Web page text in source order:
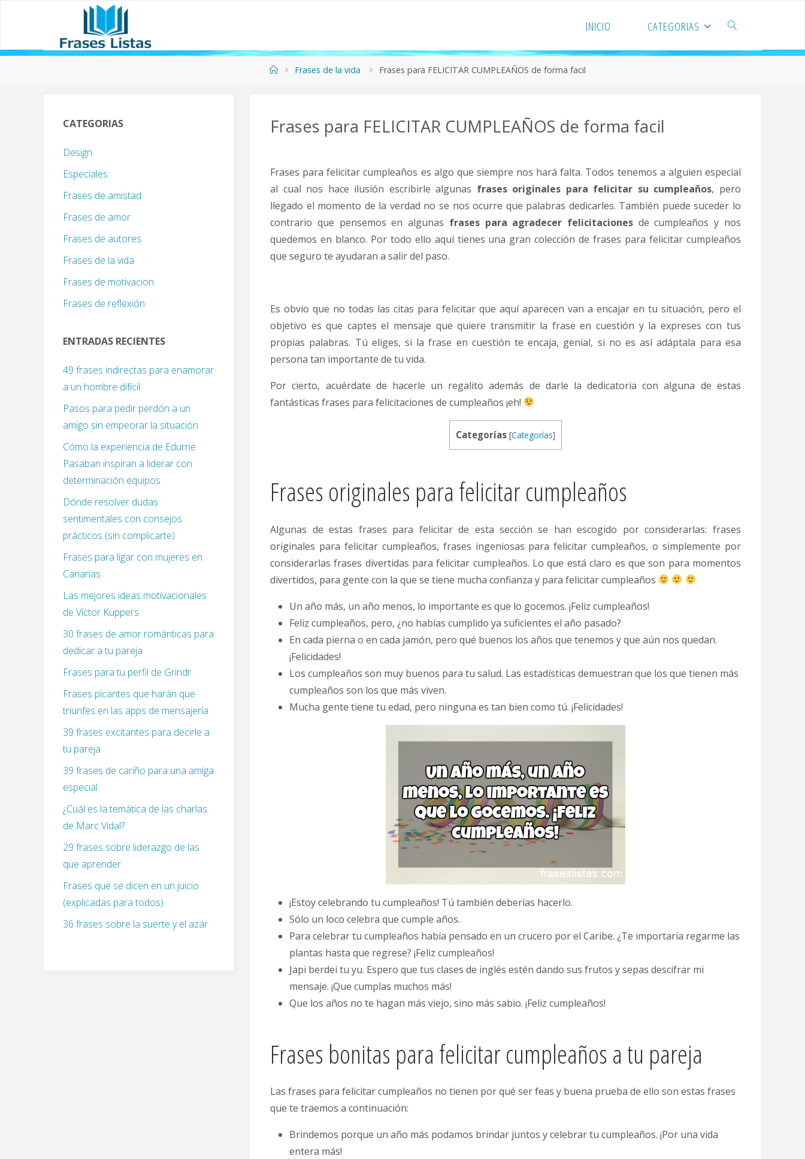
INICIO CATEGORIAS
Frases de la vida Frases para FELICITAR CUMPLEAÑOS de forma facil
Frases para FELICITAR CUMPLEAÑOS de forma facil
Frases para felicitar cumpleaños es algo que siempre nos hará falta. Todos tenemos a alguien especial
al cual nos hace ilusión escribirle algunas frases originales para felicitar su cumpleaños, pero
llegado el momento de la verdad no se nos ocurre que palabras dedicarles. También puede suceder lo
contrario que pensemos en algunas frases para agradecer felicitacionesde cumpleaños y nos
quedemos en blanco. Por todo ello aquí tienes una gran colección de frases para felicitar cumpleaños
que seguro te ayudaran a salir del paso.
Es obvio que no todas las citas para felicitar que aquí aparecen van a encajar en tu situación, pero el
objetivo es que captes el mensaje que quiere transmitir la frase en cuestión y la expreses con tus
propias palabras. Tú eliges, si la frase en cuestión te encaja, genial, si no es así adáptala para esa
persona tan importante de tu vida.
Por cierto, acuérdate de hacerle un regalito además de darle la dedicatoria con alguna de estas
fantásticas frases para felicitaciones de cumpleaños ¡eh!
Categorías [Categorías]
Frases originales para felicitar cumpleaños
Algunas de estas frases para felicitar de esta sección se han escogido por considerarlas: frases
originales para felicitar cumpleaños, frases ingeniosas para felicitar cumpleaños, o simplemente por
considerarlas frases divertidas para felicitar cumpleaños. Lo que está claro es que son para momentos
divertidos, para gente con la que se tiene mucha confianza y para felicitar cumpleaños
Un año más, un año menos, lo importante es que lo gocemos. ¡Feliz cumpleaños!
Feliz cumpleaños, pero, ¿no habías cumplido ya suficientes el año pasado?
En cada pierna o en cada jamón, pero qué buenos los años que tenemos y que aún nos quedan.
¡Felicidades!
Los cumpleaños son muy buenos para tu salud. Las estadísticas demuestran que los que tienen más
cumpleaños son los que más viven.
Mucha gente tiene tu edad, pero ninguna es tan bien como tú. ¡Felicidades!
¡Estoy celebrando tu cumpleaños! Tú también deberías hacerlo.
Sólo un loco celebra que cumple años.
Para celebrar tu cumpleaños había pensado en un crucero por el Caribe. ¿Te importaría regarme las
plantas hasta que regrese? ¡Feliz cumpleaños!
Japi berdei tu yu. Espero que tus clases de inglés estén dando sus frutos y sepas descifrar mi
mensaje. ¡Que cumplas muchos más!
Que los años no te hagan más viejo, sino más sabio. ¡Feliz cumpleaños!
Frases bonitas para felicitar cumpleaños a tu pareja
Las frases para felicitar cumpleaños no tienen por qué ser feas y buena prueba de ello son estas frases
que te traemos a continuación:
Brindemos porque un año más podamos brindar juntos y celebrar tu cumpleaños. ¡Por una vida
entera más!
CATEGORIAS
Design
Especiales
Frases de amistad
Frases de amor
Frases de autores
Frases de la vida
Frases de motivacion
Frases de reflexión
ENTRADAS RECIENTES
49 frases indirectas para enamorar
a un hombre difícil
Pasos para pedir perdón a un
amigo sin empeorar la situación
Cómo la experiencia de Edurne
Pasaban inspiran a liderar con
determinación equipos
Dónde resolver dudas
sentimentales con consejos
prácticos (sin complicarte)
Frases para ligar con mujeres en
Canarias
Las mejores ideas motivacionales
de Víctor Küppers
30 frases de amor románticas para
dedicar a tu pareja
Frases para tu perfil de Grindr
Frases picantes que harán que
triunfes en las apps de mensajería
39 frases excitantes para decirle a
tu pareja
39 frases de cariño para una amiga
especial
¿Cuál es la temática de las charlas
de Marc Vidal?
29 frases sobre liderazgo de las
que aprender
Frases que se dicen en un juicio
(explicadas para todos)
36 frases sobre la suerte y el azar